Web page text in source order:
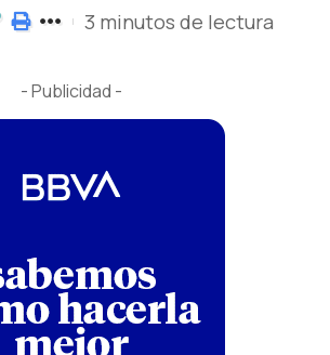
3 minutos de lectura
- Publicidad -